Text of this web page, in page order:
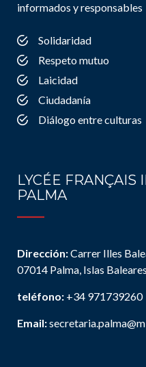
informados y responsables
Solidaridad
Respeto mutuo
Laicidad
Ciudadanía
Diálogo entre culturas
LYCÉE FRANÇAIS
PALMA
Dirección:Carrer Illes
07014 Palma, Islas Baleares
teléfono: +34 971739260
Email: